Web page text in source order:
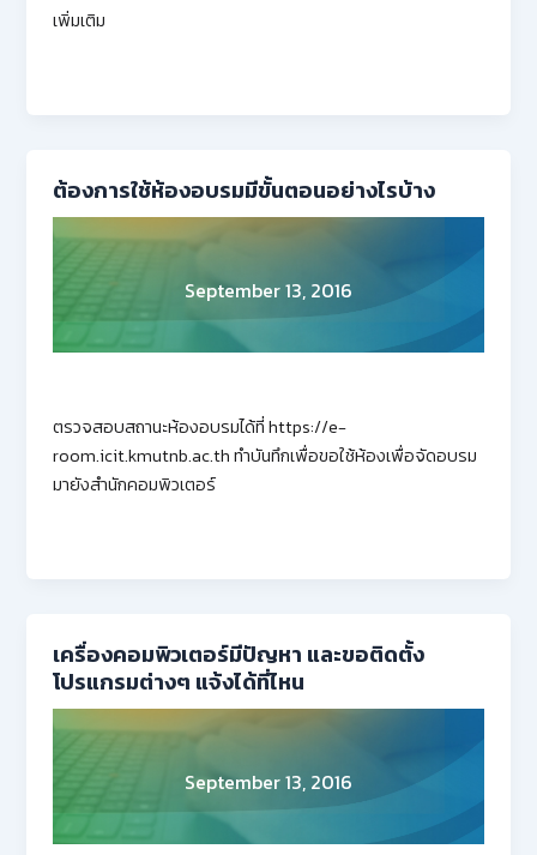
เพิ่มเติม
ต้องการใช้ห้องอบรมมีขั้นตอนอย่างไรบ้าง
September 13, 2016
ตรวจสอบสถานะห้องอบรมได้ที่ https://e-
room.icit.kmutnb.ac.th ทำบันทึกเพื่อขอใช้ห้องเพื่อจัดอบรม
มายังสำนักคอมพิวเตอร์
เครื่องคอมพิวเตอร์มีปัญหา และขอติดตั้ง
โปรแกรมต่างๆ แจ้งได้ที่ไหน
September 13, 2016